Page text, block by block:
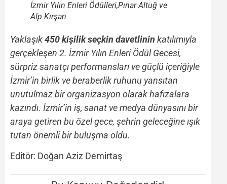
İzmir Yılın Enleri Ödülleri,Pınar Altuğ ve
Alp Kırşan
Yaklaşık450 kişilik seçkin davetlinin katılımıyla
gerçekleşen 2. İzmir Yılın Enleri Ödül Gecesi,
sürpriz sanatçı performansları ve güçlü içeriğiyle
İzmir’in birlik ve beraberlik ruhunu yansıtan
unutulmaz bir organizasyon olarak hafızalara
kazındı. İzmir’in iş, sanat ve medya dünyasını bir
araya getiren bu özel gece, şehrin geleceğine ışık
tutan önemli bir buluşma oldu.
Editör: Doğan Aziz Demirtaş